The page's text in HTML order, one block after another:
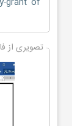
تصویری از